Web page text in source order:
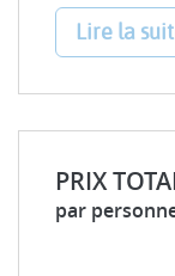
Lire la
PRIX
par